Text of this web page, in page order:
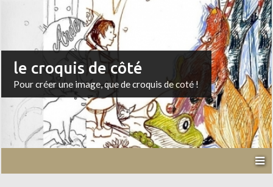
le croquis de côté
Pour créer une image, que de croquis de coté !